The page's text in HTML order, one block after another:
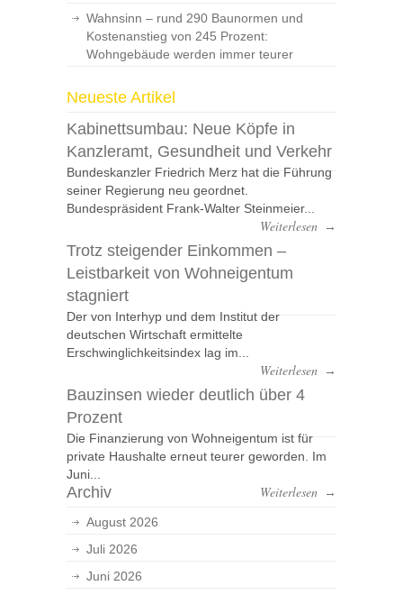
Wahnsinn – rund 290 Baunormen und
Kostenanstieg von 245 Prozent:
Wohngebäude werden immer teurer
Neueste Artikel
Kabinettsumbau: Neue Köpfe in
Kanzleramt, Gesundheit und Verkehr
Bundeskanzler Friedrich Merz hat die Führung
seiner Regierung neu geordnet.
Bundespräsident Frank-Walter Steinmeier...
Weiterlesen →
Trotz steigender Einkommen –
Leistbarkeit von Wohneigentum
stagniert
Der von Interhyp und dem Institut der
deutschen Wirtschaft ermittelte
Erschwinglichkeitsindex lag im...
Weiterlesen →
Bauzinsen wieder deutlich über 4
Prozent
Die Finanzierung von Wohneigentum ist für
private Haushalte erneut teurer geworden. Im
Juni...
Weiterlesen →
Archiv
August 2026
Juli 2026
Juni 2026